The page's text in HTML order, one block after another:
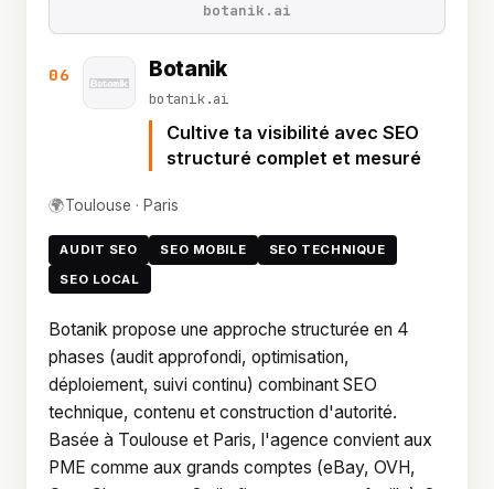
06 Botanik
botanik.ai
Cultive ta visibilité avec SEO
structuré complet et mesuré
🌍Toulouse · Paris
AUDIT SEO SEO MOBILE
SEO TECHNIQUE
SEO LOCAL
Botanik propose une approche structurée en 4
phases (audit approfondi, optimisation,
déploiement, suivi continu) combinant SEO
technique, contenu et construction d'autorité.
Basée à Toulouse et Paris, l'agence convient aux
PME comme aux grands comptes (eBay, OVH,
botanik.ai